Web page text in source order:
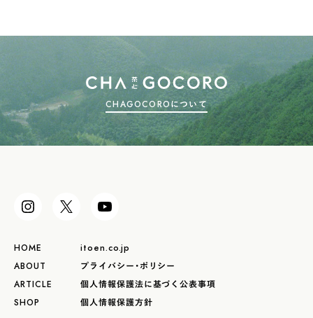
CHAGOCOROについて
HOME
ABOUT
ARTICLE
SHOP
itoen.co.jp
プライバシー・ポリシー
個人情報保護法に基づく公表事項
個人情報保護方針